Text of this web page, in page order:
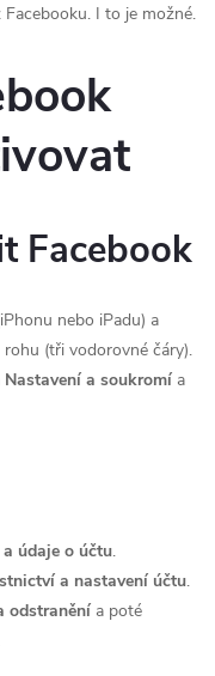
I to je možné.
Facebook
nebo iPadu) a
(tři vodorovné čáry).
Nastavení a soukromí a
údaje o účtu.
a nastavení účtu.
odstranění a poté